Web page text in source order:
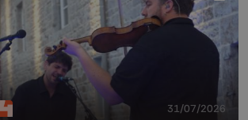
31/07/2026